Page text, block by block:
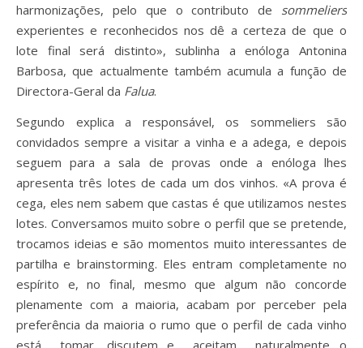
harmonizações, pelo que o contributo de sommeliers
experientes e reconhecidos nos dê a certeza de que o
lote final será distinto», sublinha a enóloga Antonina
Barbosa, que actualmente também acumula a função de
Directora-Geral da Falua.
Segundo explica a responsável, os sommeliers são
convidados sempre a visitar a vinha e a adega, e depois
seguem para a sala de provas onde a enóloga lhes
apresenta três lotes de cada um dos vinhos. «A prova é
cega, eles nem sabem que castas é que utilizamos nestes
lotes. Conversamos muito sobre o perfil que se pretende,
trocamos ideias e são momentos muito interessantes de
partilha e brainstorming. Eles entram completamente no
espírito e, no final, mesmo que algum não concorde
plenamente com a maioria, acabam por perceber pela
preferência da maioria o rumo que o perfil de cada vinho
está tomar, discutem e aceitam naturalmente o